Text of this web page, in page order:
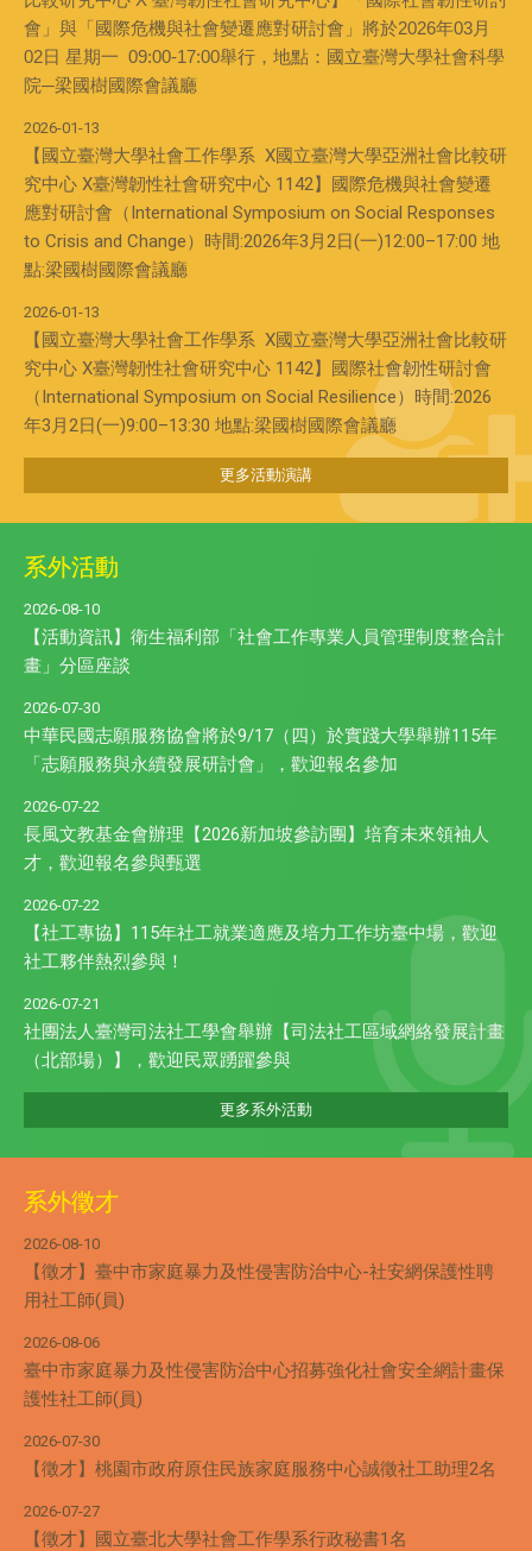
會」與「國際危機與社會變遷應對研討會」將於2026年03月
02日 星期一 09:00-17:00舉行，地點：國立臺灣大學社會科學
院─梁國樹國際會議廳
2026-01-13
【國立臺灣大學社會工作學系 X國立臺灣大學亞洲社會比較研
究中心 X臺灣韌性社會研究中心 1142】國際危機與社會變遷
應對研討會（International Symposium on Social Responses
to Crisis and Change）時間:2026年3月2日(一)12:00–17:00 地
點:梁國樹國際會議廳
2026-01-13
【國立臺灣大學社會工作學系 X國立臺灣大學亞洲社會比較研
究中心 X臺灣韌性社會研究中心 1142】國際社會韌性研討會
（International Symposium on Social Resilience）時間:2026
年3月2日(一)9:00–13:30 地點:梁國樹國際會議廳
更多活動演講
系外活動
2026-08-10
【活動資訊】衛生福利部「社會工作專業人員管理制度整合計
畫」分區座談
2026-07-30
中華民國志願服務協會將於9/17（四）於實踐大學舉辦115年
「志願服務與永續發展研討會」，歡迎報名參加
2026-07-22
長風文教基金會辦理【2026新加坡參訪團】培育未來領袖人
才，歡迎報名參與甄選
2026-07-22
【社工專協】115年社工就業適應及培力工作坊臺中場，歡迎
社工夥伴熱烈參與！
2026-07-21
社團法人臺灣司法社工學會舉辦【司法社工區域網絡發展計畫
（北部場）】，歡迎民眾踴躍參與
更多系外活動
系外徵才
2026-08-10
【徵才】臺中市家庭暴力及性侵害防治中心-社安網保護性聘
用社工師(員)
2026-08-06
臺中市家庭暴力及性侵害防治中心招募強化社會安全網計畫保
護性社工師(員)
2026-07-30
【徵才】桃園市政府原住民族家庭服務中心誠徵社工助理2名
2026-07-27
【徵才】國立臺北大學社會工作學系行政秘書1名